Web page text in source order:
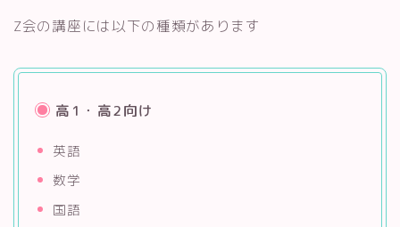
Z会の講座には以下の種類があります
高1・高2向け
英語
数学
国語